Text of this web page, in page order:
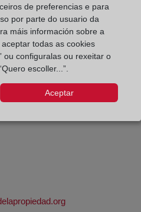
46010
a 17:00 horas
de 09:00 a 14:00 horas
de preferencias e para
por parte do usuario da
máis información sobre a
todas as cookies
ou configuralas ou rexeitar o
escoller...”.
Aceptar